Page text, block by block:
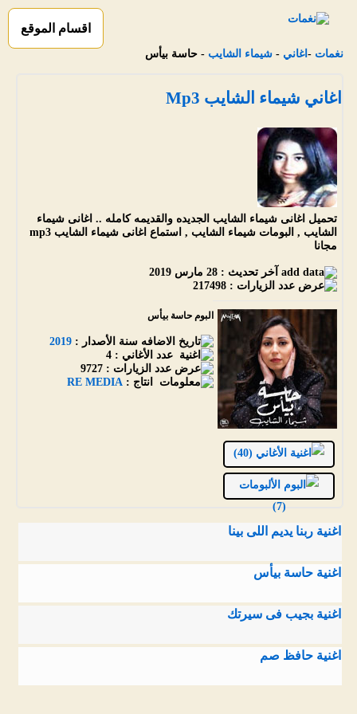
اقسام الموقع
نغمات - اغاني - شيماء الشايب - حاسة بيأس
اغاني شيماء الشايب Mp3
تحميل اغانى شيماء الشايب الجديده والقديمه كامله .. اغانى شيماء
الشايب , البومات شيماء الشايب , استماع اغانى شيماء الشايب mp3
مجانا
آخر تحديث : 28 مارس 2019
عدد الزيارات : 217498
البوم حاسة بيأس
سنة الأصدار : 2019
عدد الأغاني : 4
عدد الزيارات : 9727
انتاج : RE MEDIA
الأغاني (40)
الألبومات
(7)
اغنية ربنا يديم اللى بينا
اغنية حاسة بيأس
اغنية بجيب فى سيرتك
اغنية حافظ صم